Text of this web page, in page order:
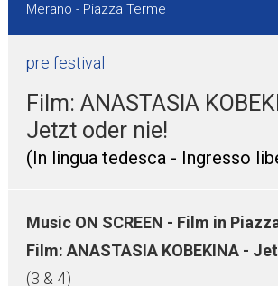
Merano - Piazza Terme
pre festival
Film: ANASTASIA
Jetzt oder nie!
(In lingua tedesca - Ingresso
Music ON SCREEN - Film in
Film: ANASTASIA KOBEKINA -
(3 & 4)